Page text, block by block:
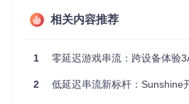
克隆项目仓库：git clone
ervice/install-service.bat
7990完成初始配置
相关内容推荐
1 零延迟游戏串流：跨设备体验3A大作
2 低延迟串流新标杆：Sunshine开